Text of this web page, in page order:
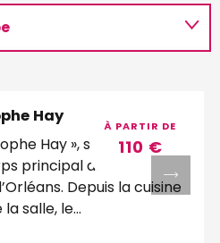
À PARTIR DE
110 €
Hay
Hay », se situe au
principal du bâtiment
Depuis la cuisine
salle, le...